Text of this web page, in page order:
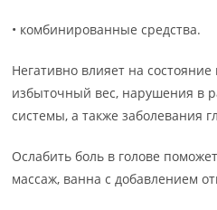
• комбинированные средства.
Негативно влияет на состояние
избыточный вес, нарушения в
системы, а также заболевания
Ослабить боль в голове
массаж, ванна с добавлением